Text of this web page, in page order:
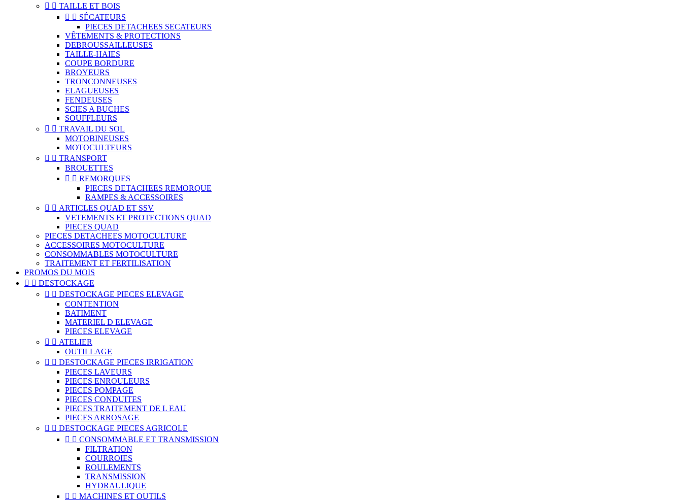
  TAILLE ET BOIS
  SÉCATEURS
PIECES DETACHEES SECATEURS
VÊTEMENTS & PROTECTIONS
DEBROUSSAILLEUSES
TAILLE-HAIES
COUPE BORDURE
BROYEURS
TRONCONNEUSES
ELAGUEUSES
FENDEUSES
SCIES A BUCHES
SOUFFLEURS
  TRAVAIL DU SOL
MOTOBINEUSES
MOTOCULTEURS
  TRANSPORT
BROUETTES
  REMORQUES
PIECES DETACHEES REMORQUE
RAMPES & ACCESSOIRES
  ARTICLES QUAD ET SSV
VETEMENTS ET PROTECTIONS QUAD
PIECES QUAD
PIECES DETACHEES MOTOCULTURE
ACCESSOIRES MOTOCULTURE
CONSOMMABLES MOTOCULTURE
TRAITEMENT ET FERTILISATION
PROMOS DU MOIS
  DESTOCKAGE
  DESTOCKAGE PIECES ELEVAGE
CONTENTION
BATIMENT
MATERIEL D ELEVAGE
PIECES ELEVAGE
  ATELIER
OUTILLAGE
  DESTOCKAGE PIECES IRRIGATION
PIECES LAVEURS
PIECES ENROULEURS
PIECES POMPAGE
PIECES CONDUITES
PIECES TRAITEMENT DE L EAU
PIECES ARROSAGE
  DESTOCKAGE PIECES AGRICOLE
  CONSOMMABLE ET TRANSMISSION
FILTRATION
COURROIES
ROULEMENTS
TRANSMISSION
HYDRAULIQUE
  MACHINES ET OUTILS